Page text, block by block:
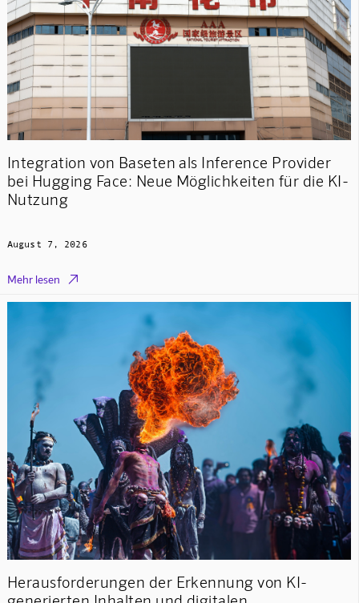
Integration von Baseten als Inference Provider
bei Hugging Face: Neue Möglichkeiten für die KI-
Nutzung
August 7, 2026
Mehr lesen 
Herausforderungen der Erkennung von KI-